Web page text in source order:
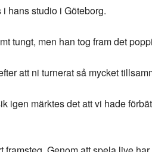
hans studio i Göteborg.
tungt, men han tog fram det
att ni turnerat så mycket
igen märktes det att vi hade